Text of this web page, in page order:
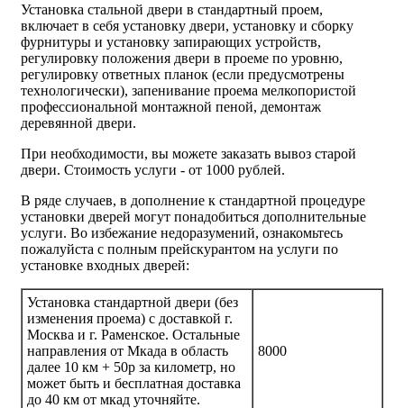
Установка стальной двери в стандартный проем,
включает в себя установку двери, установку и сборку
фурнитуры и установку запирающих устройств,
регулировку положения двери в проеме по уровню,
регулировку ответных планок (если предусмотрены
технологически), запенивание проема мелкопористой
профессиональной монтажной пеной, демонтаж
деревянной двери.
При необходимости, вы можете заказать вывоз старой
двери. Стоимость услуги - от 1000 рублей.
В ряде случаев, в дополнение к стандартной процедуре
установки дверей могут понадобиться дополнительные
услуги. Во избежание недоразумений, ознакомьтесь
пожалуйста с полным прейскурантом на услуги по
установке входных дверей:
Установка стандартной двери (без
изменения проема) с доставкой г.
Москва и г. Раменское. Остальные
направления от Мкада в область
далее 10 км + 50р за километр, но
может быть и бесплатная доставка
до 40 км от мкад уточняйте.
8000